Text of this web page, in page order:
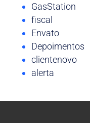
GasStation
fiscal
Envato
Depoimentos
clientenovo
alerta